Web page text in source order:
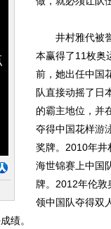
井村雅代被誉
本赢得了11枚奥
前，她出任中国
队直接动摇了日
的霸主地位，并
夺得中国花样游
奖牌。2010年井
海世锦赛上中国
牌。2012年伦敦
领中国队夺得双
绩。